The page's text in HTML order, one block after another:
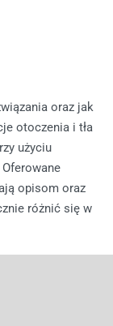
oraz jak
otoczenia i tła
użyciu
opisom oraz
różnić się w